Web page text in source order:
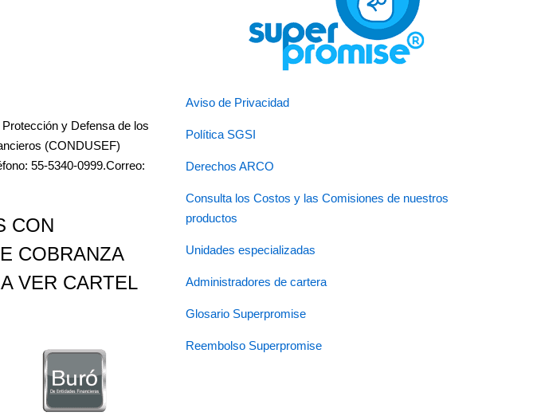
y Defensa de los
(CONDUSEF)
55-5340-0999.Correo:
CON
COBRANZA
VER CARTEL
Aviso de Privacidad
Política SGSI
Derechos ARCO
Consulta los Costos y las Comisiones de nuestros
productos
Unidades especializadas
Administradores de cartera
Glosario Superpromise
Reembolso Superpromise